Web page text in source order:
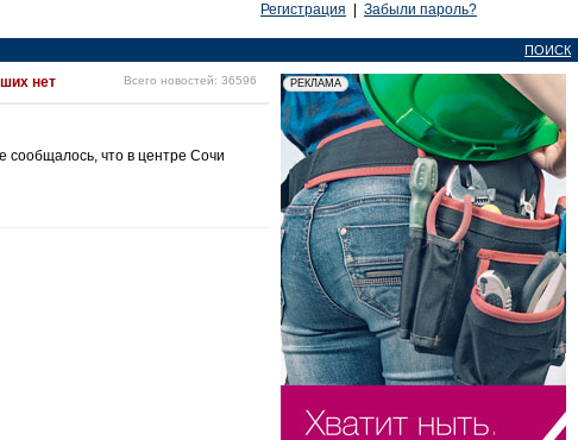
Регистрация
Забыли пароль?
ПОИСК
нет Всего новостей: 36596
сообщалось, что в центре Сочи